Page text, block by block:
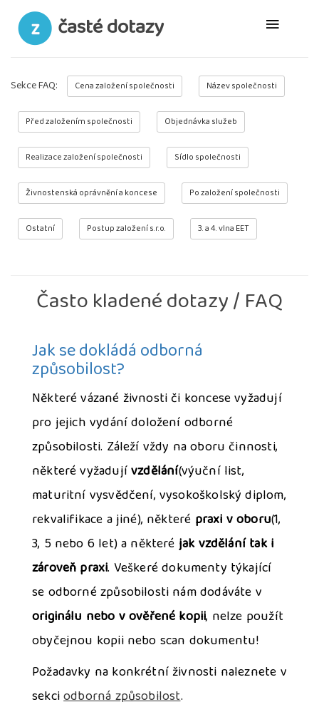
časté dotazy
Sekce FAQ: Cena založení společnosti Název společnosti
Před založením společnosti Objednávka služeb
Realizace založení společnosti Sídlo společnosti
Živnostenská oprávnění a koncese Po založení společnosti
Ostatní Postup založení s.r.o. 3. a 4. vlna EET
Často kladené dotazy / FAQ
Jak se dokládá odborná
způsobilost?
Některé vázané živnosti či koncese vyžadují
pro jejich vydání doložení odborné
způsobilosti. Záleží vždy na oboru činnosti,
některé vyžadujívzdělání(výuční list,
maturitní vysvědčení, vysokoškolský diplom,
rekvalifikace a jiné), některé praxi v oboru(1,
3, 5 nebo 6 let) a některé jak vzdělání tak i
zároveň praxi. Veškeré dokumenty týkající
se odborné způsobilosti nám dodáváte v
originálu nebo v ověřené kopii, nelze použít
obyčejnou kopii nebo scan dokumentu!
Požadavky na konkrétní živnosti naleznete v
sekciodborná způsobilost.